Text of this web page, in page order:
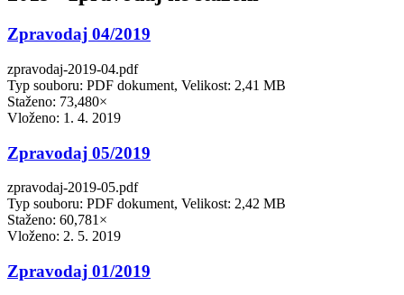
Zpravodaj 04/2019
zpravodaj-2019-04.pdf
Typ souboru: PDF dokument, Velikost: 2,41 MB
Staženo: 73,480×
Vloženo: 1. 4. 2019
Zpravodaj 05/2019
zpravodaj-2019-05.pdf
Typ souboru: PDF dokument, Velikost: 2,42 MB
Staženo: 60,781×
Vloženo: 2. 5. 2019
Zpravodaj 01/2019